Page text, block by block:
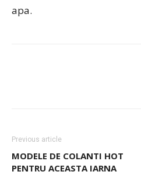
apa.
Previous article
MODELE DE COLANTI HOT
PENTRU ACEASTA IARNA